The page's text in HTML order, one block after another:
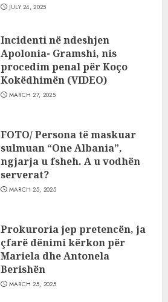
JULY 24, 2025
Incidenti në ndeshjen
Apolonia- Gramshi, nis
procedim penal për Koço
Kokëdhimën (VIDEO)
MARCH 27, 2025
FOTO/ Persona të maskuar
sulmuan “One Albania”,
ngjarja u fsheh. A u vodhën
serverat?
MARCH 25, 2025
Prokuroria jep pretencën, ja
çfarë dënimi kërkon për
Mariela dhe Antonela
Berishën
MARCH 25, 2025